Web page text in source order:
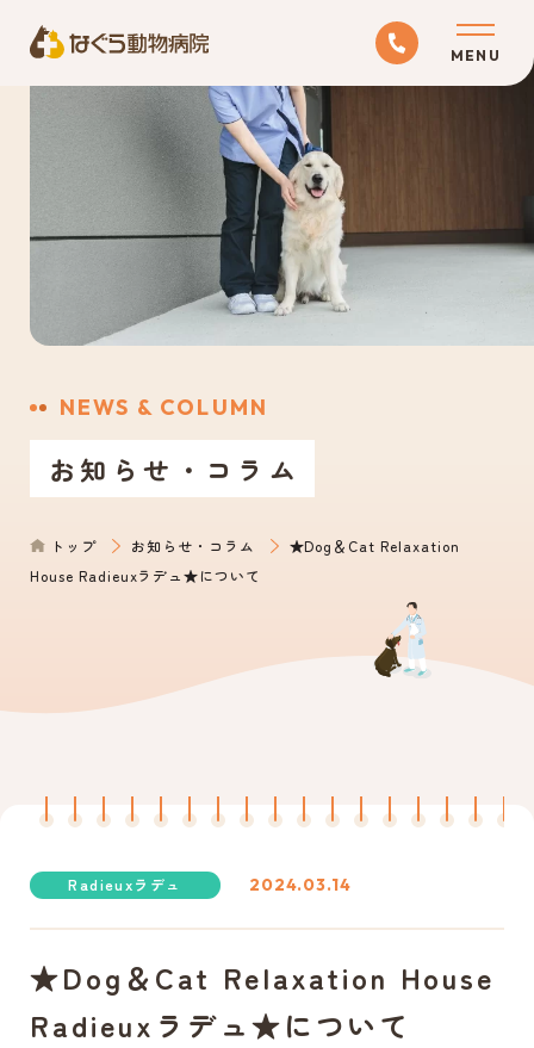
当院について
採用情報
0561-39-1172
NEWS & COLUMN
お知らせ・コラム
トップ お知らせ・コラム
★Dog＆Cat Relaxation
House Radieuxラデュ★について
Radieuxラデュ 2024.03.14
★Dog＆Cat Relaxation House
Radieuxラデュ★について